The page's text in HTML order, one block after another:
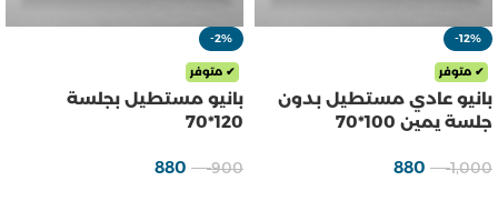
-12%
✔ متوفر
بانيو عادي مستطيل بدون
جلسة يمين 100*70
1,000ر.س 880
-2%
✔ متوفر
بانيو مستطيل بجلسة
120*70
900ر.س 880